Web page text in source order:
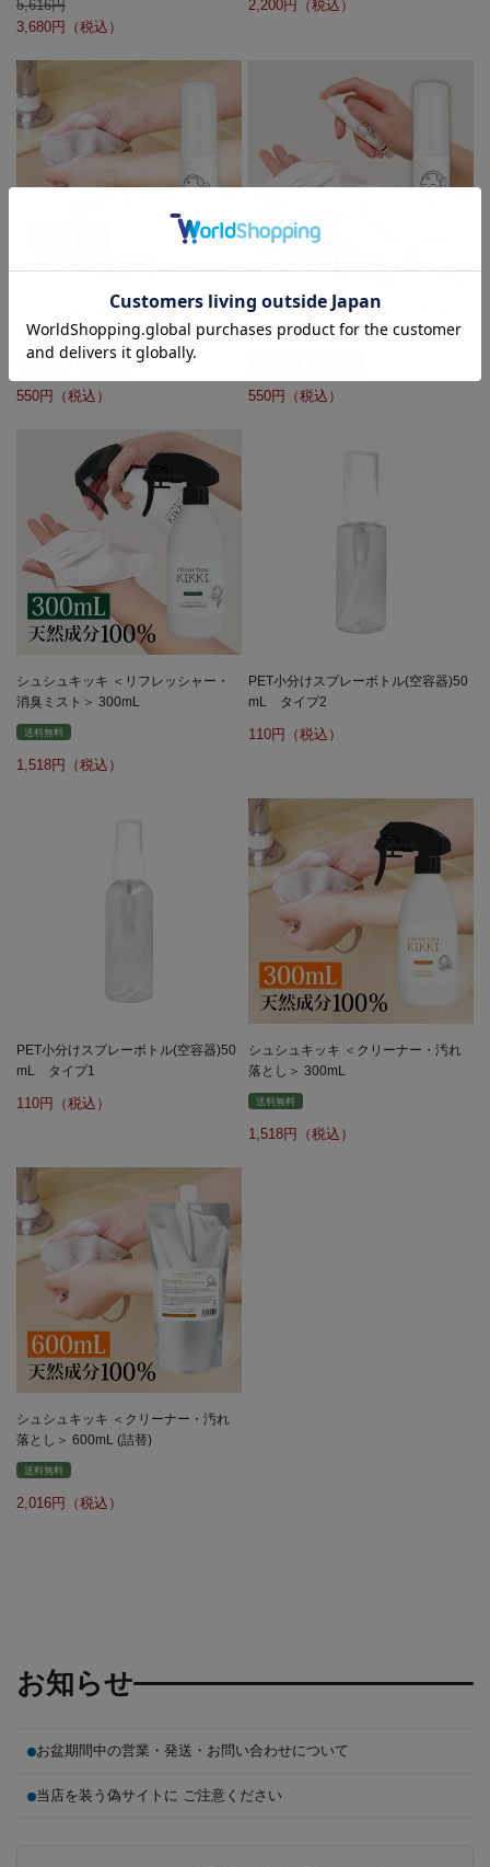
5,616
3,680
2,200
シュシュキッキ ＜クリーナー・汚れ
落とし＞ 20mL (携帯サイズ)
550
シュシュキッキ ＜リフレッシャー・
消臭ミスト＞ 20mL (携帯サイズ)
550
シュシュキッキ ＜リフレッシャー・
消臭ミスト＞ 300mL
送料無料
1,518
PET小分けスプレーボトル(空容器)50
mL タイプ2
110
PET小分けスプレーボトル(空容器)50
mL タイプ1
110
シュシュキッキ ＜クリーナー・汚れ
落とし＞ 300mL
送料無料
1,518
シュシュキッキ ＜クリーナー・汚れ
落とし＞ 600mL (詰替)
送料無料
2,016
お知らせ
お盆期間中の営業・発送・お問い合わせについて
当店を装う偽サイトに ご注意ください